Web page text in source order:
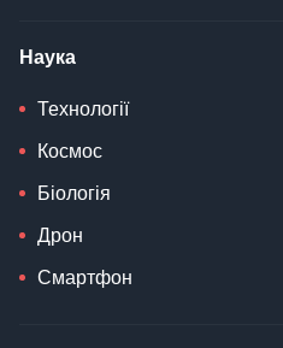
Наука
Технології
Космос
Біологія
Дрон
Смартфон